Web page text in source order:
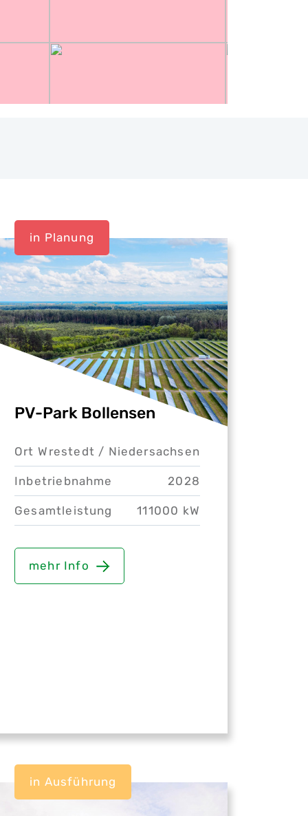
in Planung
PV-Park Bollensen
Ort Wrestedt / Niedersachsen
Inbetriebnahme 2028
Gesamtleistung 111000 kW
mehr Info
in Ausführung